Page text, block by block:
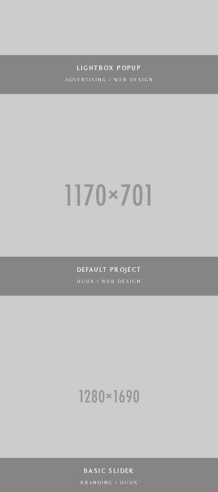
LIGHTBOX POPUP
ADVERTISING / WEB DESIGN
DEFAULT PROJECT
UI/UX / WEB DESIGN
BASIC SLIDER
BRANDING / UI/UX